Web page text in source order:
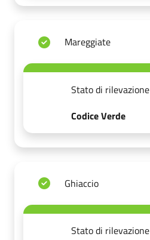
Mareggiate
Stato di rilevazione
Codice Verde
Ghiaccio
Stato di rilevazione